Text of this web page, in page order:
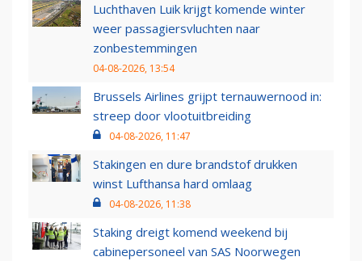
Luchthaven Luik krijgt komende winter
weer passagiersvluchten naar
zonbestemmingen
04-08-2026, 13:54
Brussels Airlines grijpt ternauwernood in:
streep door vlootuitbreiding
04-08-2026, 11:47
Stakingen en dure brandstof drukken
winst Lufthansa hard omlaag
04-08-2026, 11:38
Staking dreigt komend weekend bij
cabinepersoneel van SAS Noorwegen